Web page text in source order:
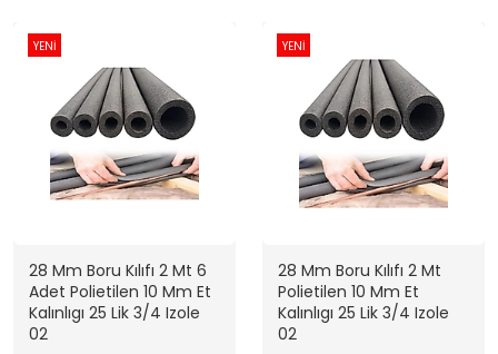
YENİ
28 Mm Boru Kılıfı 2 Mt 6
Adet Polietilen 10 Mm Et
Kalınlıgı 25 Lik 3/4 Izole
02
YENİ
28 Mm Boru Kılıfı 2 Mt
Polietilen 10 Mm Et
Kalınlıgı 25 Lik 3/4 Izole
02